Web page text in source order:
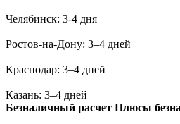
Челябинск: 3-4 дня
Ростов-на-Дону: 3–4 дней
Краснодар: 3–4 дней
Казань: 3–4 дней
Безналичный расчет Плюсы